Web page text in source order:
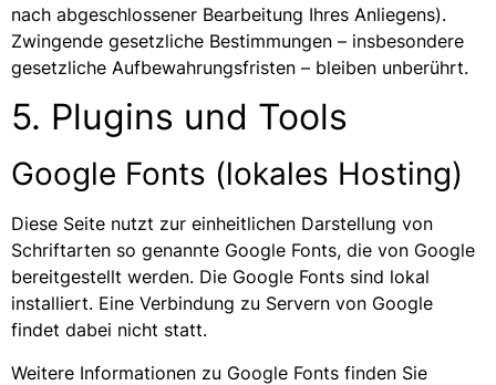
nach abgeschlossener Bearbeitung Ihres Anliegens).
Zwingende gesetzliche Bestimmungen – insbesondere
gesetzliche Aufbewahrungsfristen – bleiben unberührt.
5. Plugins und Tools
Google Fonts (lokales Hosting)
Diese Seite nutzt zur einheitlichen Darstellung von
Schriftarten so genannte Google Fonts, die von Google
bereitgestellt werden. Die Google Fonts sind lokal
installiert. Eine Verbindung zu Servern von Google
findet dabei nicht statt.
Weitere Informationen zu Google Fonts finden Sie